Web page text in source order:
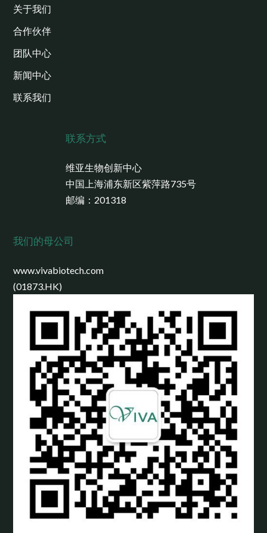
关于我们
合作伙伴
团队中心
新闻中心
联系我们
联系方式
维亚生物创新中心
中国上海浦东新区紫萍路735号
邮编：201318
我们的母公司
www.vivabiotech.com
(01873.HK)